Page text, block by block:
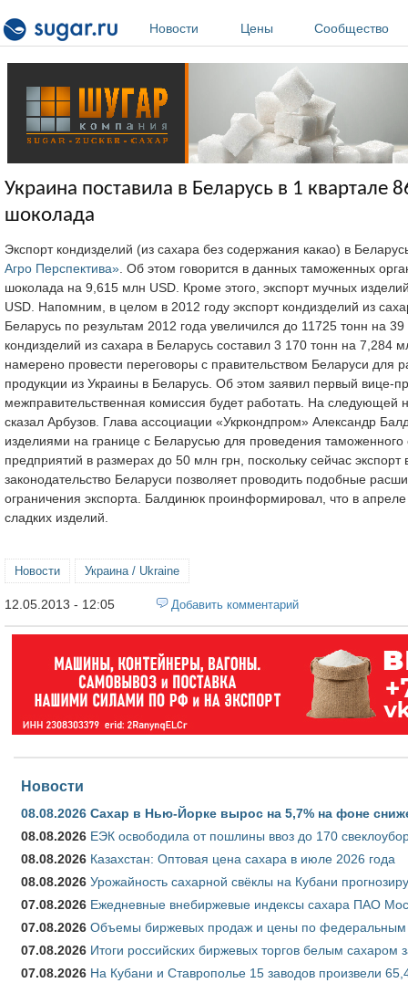
Новости
Цены Сообщество
Украина поставила в Беларусь в 1 квартале
шоколада
Экспорт кондизделий (из сахара без содержания какао) в
Агро Перспектива» . Об этом говорится в данных таможенных
шоколада на 9,615 млн USD. Кроме этого, экспорт мучных
USD. Напомним, в целом в 2012 году экспорт кондизделий из
Беларусь по результам 2012 года увеличился до 11725 тонн на
кондизделий из сахара в Беларусь составил 3 170 тонн на
намерено провести переговоры с правительством Беларуси для
продукции из Украины в Беларусь. Об этом заявил первый вице-
межправительственная комиссия будет работать. На
сказал Арбузов. Глава ассоциации «Укркондпром» Александр
изделиями на границе с Беларусью для проведения
предприятий в размерах до 50 млн грн, поскольку сейчас
законодательство Беларуси позволяет проводить подобные
ограничения экспорта. Балдинюк проинформировал, что в
сладких изделий.
Новости Украина / Ukraine
12.05.2013 - 12:05 Добавить комментарий
Новости
08.08.2026 Сахар в Нью-Йорке вырос на 5,7% на фоне
08.08.2026 ЕЭК освободила от пошлины ввоз до 170
08.08.2026 Казахстан: Оптовая цена сахара в июле 2026 года
08.08.2026 Урожайность сахарной свёклы на Кубани
07.08.2026 Ежедневные внебиржевые индексы сахара ПАО
07.08.2026 Объемы биржевых продаж и цены по федеральным
07.08.2026 Итоги российских биржевых торгов белым сахаром
07.08.2026 На Кубани и Ставрополье 15 заводов произвели